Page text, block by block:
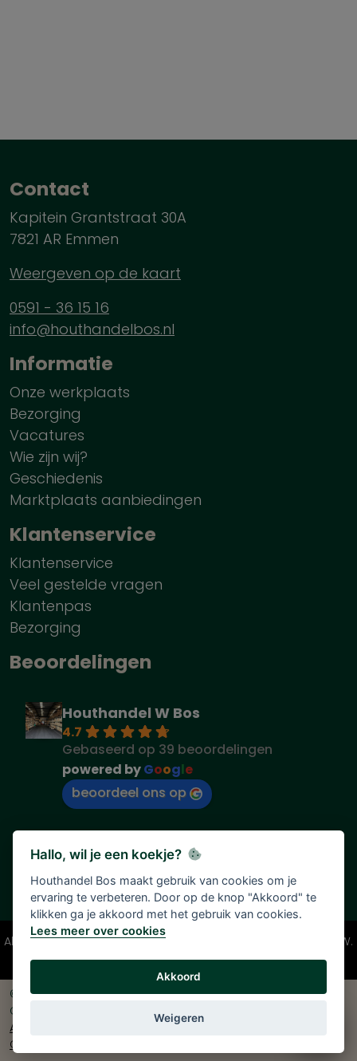
Contact
Kapitein Grantstraat 30A
7821 AR Emmen
Weergeven op de kaart
0591 - 36 15 16
info@houthandelbos.nl
Informatie
Onze werkplaats
Bezorging
Vacatures
Wie zijn wij?
Geschiedenis
Marktplaats aanbiedingen
Klantenservice
Klantenservice
Veel gestelde vragen
Klantenpas
Bezorging
Beoordelingen
Houthandel W Bos
4.7
Gebaseerd op 39 beoordelingen
powered byGoogle
beoordeel ons op
Alle vermelde prijzen zijn onder voorbehoud en incl. 21% BTW.
Tenzij anders vermeld.
© 2026 Houthandel Bos|
Ontwikkeld door
Solutions B.V.
Algemene voorwaarden
Privacy verklaring
Cookie beleid
Hallo, wil je een koekje?
Houthandel Bos maakt gebruik van cookies om je
ervaring te verbeteren. Door op de knop "Akkoord" te
klikken ga je akkoord met het gebruik van cookies.
Lees meer over cookies
Akkoord
Weigeren